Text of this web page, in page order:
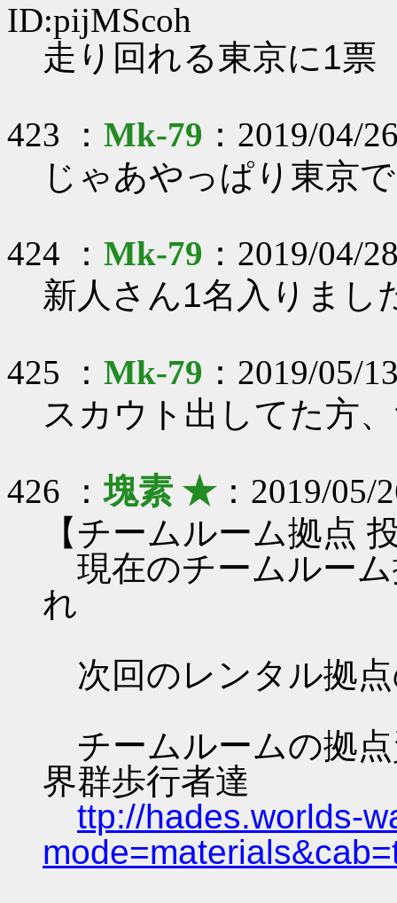
ID:pijMScoh
走り回れる東京に1票
423 ： Mk-79 ：2019/04/
じゃあやっぱり東京
424 ： Mk-79 ：2019/04/
新人さん1名入りまし
425 ： Mk-79 ：2019/05/
スカウト出してた方
426 ：塊素 ★：2019/05/
【チームルーム拠点
現在のチームルー
れ
次回のレンタル拠
チームルームの拠
界群歩行者達
ttp://hades.worlds-